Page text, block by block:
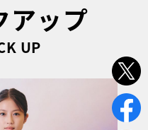
アップ
UP